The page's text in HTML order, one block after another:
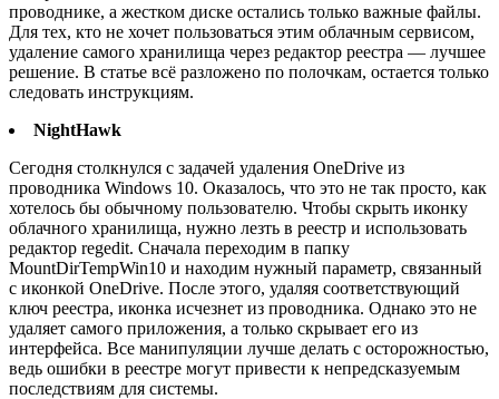
проводнике, а жестком диске остались только важные файлы.
Для тех, кто не хочет пользоваться этим облачным сервисом,
удаление самого хранилища через редактор реестра — лучшее
решение. В статье всё разложено по полочкам, остается только
следовать инструкциям.
NightHawk
Сегодня столкнулся с задачей удаления OneDrive из
проводника Windows 10. Оказалось, что это не так просто, как
хотелось бы обычному пользователю. Чтобы скрыть иконку
облачного хранилища, нужно лезть в реестр и использовать
редактор regedit. Сначала переходим в папку
MountDirTempWin10 и находим нужный параметр, связанный
с иконкой OneDrive. После этого, удаляя соответствующий
ключ реестра, иконка исчезнет из проводника. Однако это не
удаляет самого приложения, а только скрывает его из
интерфейса. Все манипуляции лучше делать с осторожностью,
ведь ошибки в реестре могут привести к непредсказуемым
последствиям для системы.